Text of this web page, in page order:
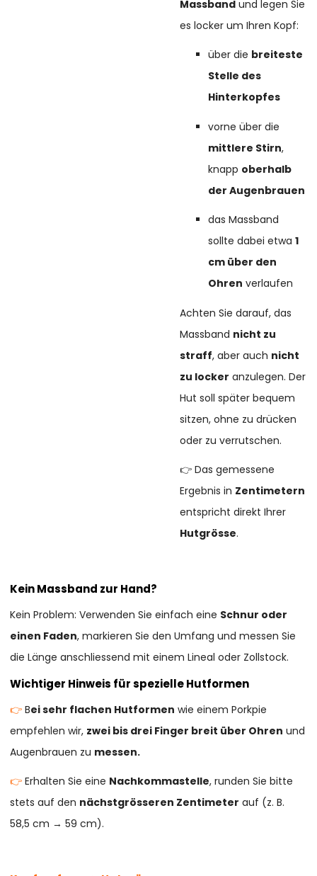
Massband und legen Sie
es locker um Ihren Kopf:
über die breiteste
Stelle des
Hinterkopfes
vorne über die
mittlere Stirn,
knapp oberhalb
der Augenbrauen
das Massband
sollte dabei etwa1
cm über den
Ohren verlaufen
Achten Sie darauf, das
Massband nicht zu
straff, aber auch nicht
zu locker anzulegen. Der
Hut soll später bequem
sitzen, ohne zu drücken
oder zu verrutschen.
👉 Das gemessene
Ergebnis in Zentimetern
entspricht direkt Ihrer
Hutgrösse.
Kein Massband zur Hand?
Kein Problem: Verwenden Sie einfach eine Schnur oder
einen Faden, markieren Sie den Umfang und messen Sie
die Länge anschliessend mit einem Lineal oder Zollstock.
Wichtiger Hinweis für spezielle Hutformen
👉Bei sehr flachen Hutformen wie einem Porkpie
empfehlen wir, zwei bis drei Finger breit über Ohren und
Augenbrauen zu messen.
👉Erhalten Sie eine Nachkommastelle, runden Sie bitte
stets auf den nächstgrösseren Zentimeter auf (z. B.
58,5 cm → 59 cm).